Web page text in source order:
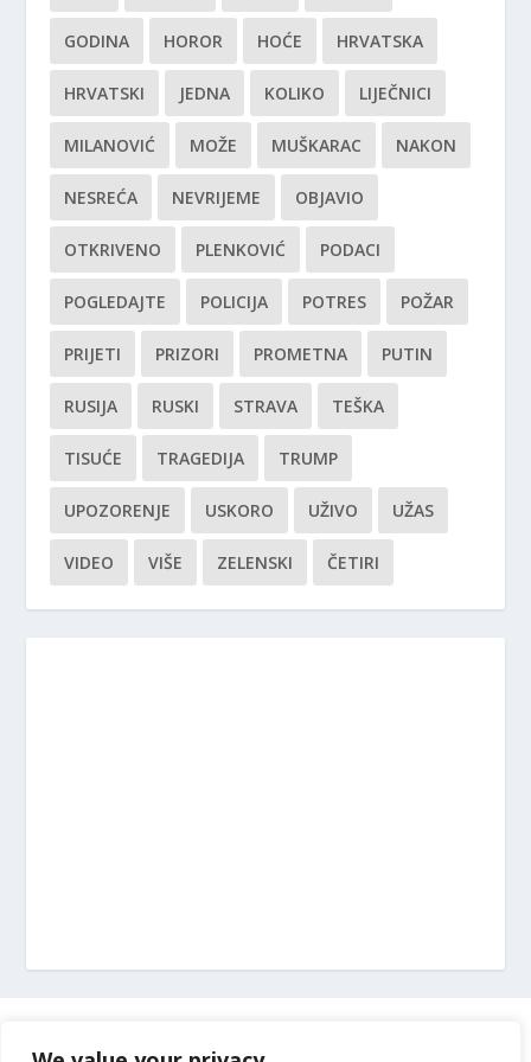
GODINA HOROR HOĆE HRVATSKA
HRVATSKI JEDNA KOLIKO LIJEČNICI
MILANOVIĆ MOŽE MUŠKARAC NAKON
NESREĆA NEVRIJEME OBJAVIO
OTKRIVENO PLENKOVIĆ PODACI
POGLEDAJTE POLICIJA POTRES POŽAR
PRIJETI PRIZORI PROMETNA PUTIN
RUSIJA RUSKI STRAVA TEŠKA
TISUĆE TRAGEDIJA TRUMP
UPOZORENJE USKORO UŽIVO UŽAS
VIDEO VIŠE ZELENSKI ČETIRI